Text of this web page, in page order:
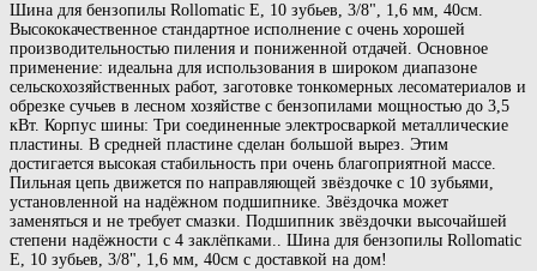
Шина для бензопилы Rollomatic E, 10 зубьев, 3/8", 1,6 мм, 40см.
Высококачественное стандартное исполнение с очень хорошей
производительностью пиления и пониженной отдачей. Основное
применение: идеальна для использования в широком диапазоне
сельскохозяйственных работ, заготовке тонкомерных лесоматериалов и
обрезке сучьев в лесном хозяйстве с бензопилами мощностью до 3,5
кВт. Корпус шины: Три соединенные электросваркой металлические
пластины. В средней пластине сделан большой вырез. Этим
достигается высокая стабильность при очень благоприятной массе.
Пильная цепь движется по направляющей звёздочке с 10 зубьями,
установленной на надёжном подшипнике. Звёздочка может
заменяться и не требует смазки. Подшипник звёздочки высочайшей
степени надёжности с 4 заклёпками.. Шина для бензопилы Rollomatic
E, 10 зубьев, 3/8", 1,6 мм, 40см с доставкой на дом!